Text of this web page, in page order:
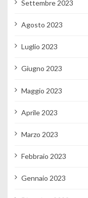
Settembre 2023
Agosto 2023
Luglio 2023
Giugno 2023
Maggio 2023
Aprile 2023
Marzo 2023
Febbraio 2023
Gennaio 2023